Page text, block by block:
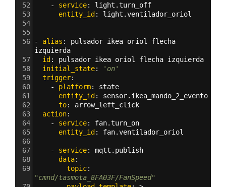
52 - service: light.turn_off
53
entity_id: light.ventilador_oriol
54
55
56
- alias : pulsador ikea oriol flecha
izquierda
57
  id
: pulsador ikea oriol flecha izquierda
58
  initial_state
:
'on'
59
  trigger
:
60
- platform: state
61
entity_id: sensor.ikea_mando_2_evento
62
to: arrow_left_click
63
  action
:
64
- service: fan.turn_on
65
entity_id: fan.ventilador_oriol
66
67
- service: mqtt.publish
68
data:
69
topic
"cmnd/tasmota_8FA03F/FanSpeed"